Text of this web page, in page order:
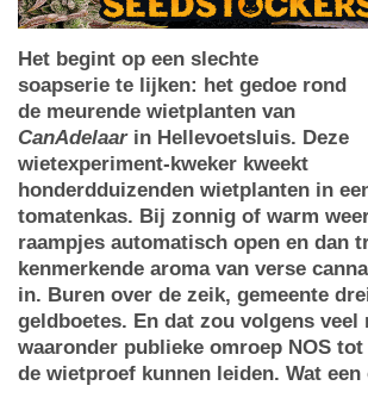
Het begint op een slechte
soapserie te lijken: het gedoe rond
de meurende wietplanten van
CanAdelaarin Hellevoetsluis. Deze
wietexperiment-kweker kweekt
honderdduizenden wietplanten in
tomatenkas. Bij zonnig of warm
raampjes automatisch open en dan
kenmerkende aroma van verse
in. Buren over de zeik, gemeente
geldboetes. En dat zou volgens veel
waaronder publieke omroep NOS
de wietproef kunnen leiden. Wat een